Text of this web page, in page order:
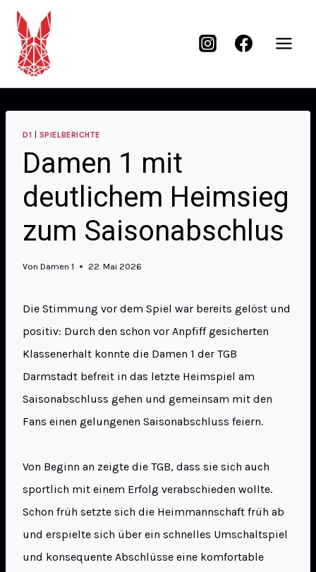
D1 SPIELBERICHTE
Damen 1 mit
deutlichem Heimsieg
zum Saisonabschlus
Von Damen 1 22. Mai 2026
Die Stimmung vor dem Spiel war bereits gelöst und
positiv: Durch den schon vor Anpfiff gesicherten
Klassenerhalt konnte die Damen 1 der TGB
Darmstadt befreit in das letzte Heimspiel am
Saisonabschluss gehen und gemeinsam mit den
Fans einen gelungenen Saisonabschluss feiern.
Von Beginn an zeigte die TGB, dass sie sich auch
sportlich mit einem Erfolg verabschieden wollte.
Schon früh setzte sich die Heimmannschaft früh ab
und erspielte sich über ein schnelles Umschaltspiel
und konsequente Abschlüsse eine komfortable